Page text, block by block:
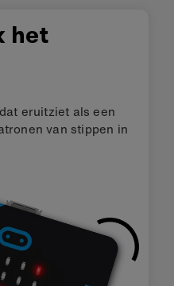
het
eruitziet als een
van stippen in